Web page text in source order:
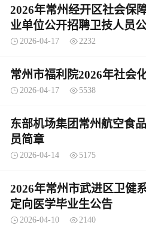
2026年常州经开区社会保
业单位公开招聘卫技人员
2026-04-17 2232
常州市福利院2026年社会
2026-04-17 5538
东部机场集团常州航空食
员简章
2026-04-14 5175
2026年常州市武进区卫健
定向医学毕业生公告
2026-04-10 2140